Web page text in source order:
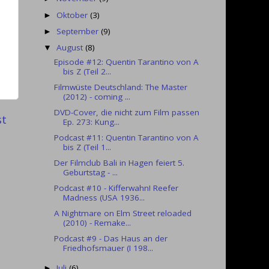
► Oktober(3)
► September(9)
▼August(8)
Episode #12: Quentin Tarantino von A
bis Z (Teil 2...
Filmwüste Deutschland: The Master
(2012) - coming ...
DVD-Cover, die nicht zum Film passen
Ep. 273: Kung...
Podcast #11: Quentin Tarantino von A
bis Z (Teil 1...
Der Filmclub Bali in Hagen feiert 5.
Geburtstag - ...
Podcast #10 - Kifferwahn! Reefer
Madness (USA 1936...
A Nightmare on Elm Street reloaded
(2010) - Remake...
Podcast #9 - Das Haus an der
Friedhofsmauer (I 198...